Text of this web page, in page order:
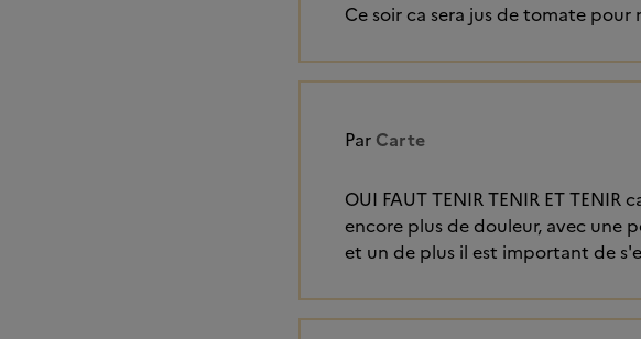
Ce soir ca sera jus de tomate
Par Carte
OUI FAUT TENIR TENIR ET
encore plus de douleur, avec une
et un de plus il est important de